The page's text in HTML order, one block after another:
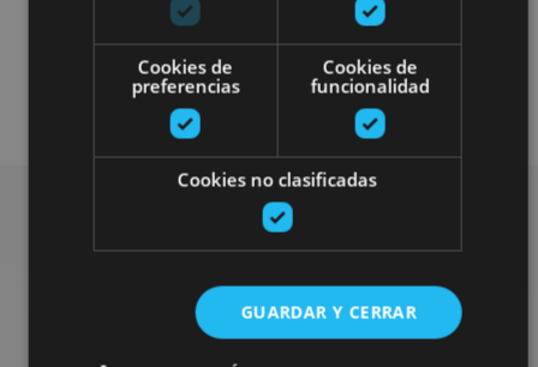
Accesibilidad cognitiva
Accesibilidad física
Rechercher plus de
sorties
Cookies de
preferencias
Cookies de
funcionalidad
Cookies no clasificadas
GUARDAR Y CERRAR